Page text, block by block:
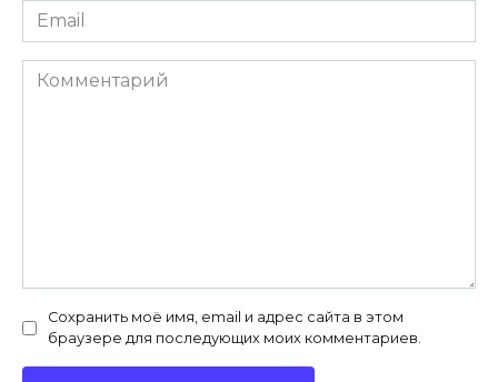
Email
*
Комментарий
Сохранить моё имя, email и адрес сайта в этом
браузере для последующих моих комментариев.